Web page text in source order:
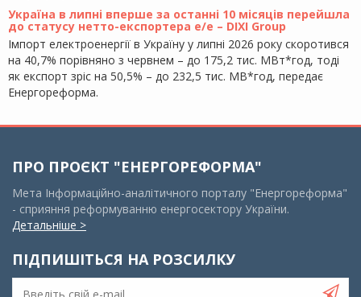
Україна в липні вперше за останні 10 місяців перейшла
до статусу нетто-експортера е/е – DIXI Group
Імпорт електроенергії в Україну у липні 2026 року скоротився
на 40,7% порівняно з червнем – до 175,2 тис. МВт*год, тоді
як експорт зріс на 50,5% – до 232,5 тис. МВ*год, передає
Енергореформа.
ПРО ПРОЄКТ "ЕНЕРГОРЕФОРМА"
Мета Інформаційно-аналітичного порталу "Енергореформа"
- сприяння реформуванню енергосектору України.
Детальніше >
ПІДПИШІТЬСЯ НА РОЗСИЛКУ